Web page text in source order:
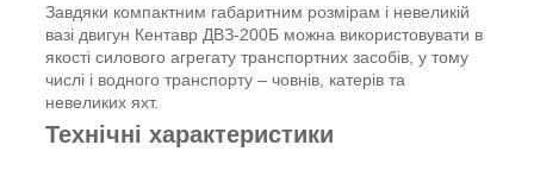
Завдяки компактним габаритним розмірам і невеликій
вазі двигун Кентавр ДВЗ-200Б можна використовувати в
якості силового агрегату транспортних засобів, у тому
числі і водного транспорту – човнів, катерів та
невеликих яхт.
Технічні характеристики